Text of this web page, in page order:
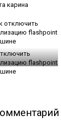
карина
flashpoint